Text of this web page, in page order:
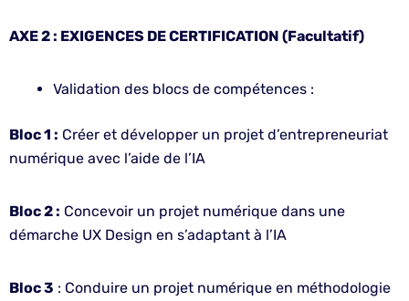
AXE 2 : EXIGENCES DE CERTIFICATION (Facultatif)
Validation des blocs de compétences :
Bloc 1 : Créer et développer un projet d’entrepreneuriat
numérique avec l’aide de l’IA
Bloc 2 : Concevoir un projet numérique dans une
démarche UX Design en s’adaptant à l’IA
Bloc 3 : Conduire un projet numérique en méthodologie